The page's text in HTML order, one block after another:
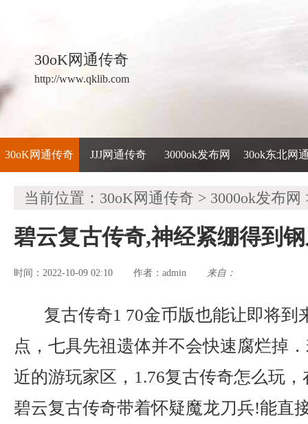
30oK网通传奇
http://www.qklib.com
30oK网通传奇 JJJ网通传奇 3000ok发布网 30ok东北网
当前位置： 30oK网通传奇 > 3000ok发布网
碧云复古传奇,神经紧绷得到
时间：2022-10-09 02:10 作者： admin 来自：
复古传奇1 70金币版也能让即将到
点，七具先祖遗体并不会快速腐烂掉
近的游玩家区，1.76复古传奇怎么玩
碧云复古传奇带着怀疑魔龙刀兵!能直